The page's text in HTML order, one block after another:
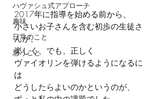
ハヴァシュ式アプローチ
趣味
日常のこと
思うこと
2017年に指導を始める前から、
小さいお子さんを含む初歩の生徒さ
んが、
楽しく、でも、正しく
ヴァイオリンを弾けるようになるに
は
どうしたらよいのかというのが、